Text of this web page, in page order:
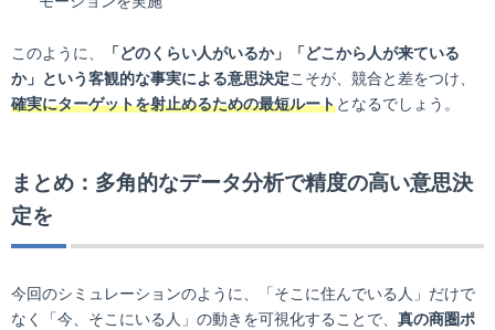
このように、
「どのくらい人がいるか」「どこから人が来ている
か」という客観的な事実による意思決定こそが、競合と差をつけ、
確実にターゲットを射止めるための最短ルートとなるでしょう。
まとめ：多角的なデータ分析で精度の高い意思決
定を
今回のシミュレーションのように、「そこに住んでいる人」だけで
なく「今、そこにいる人」の動きを可視化することで、 真の商圏ポ